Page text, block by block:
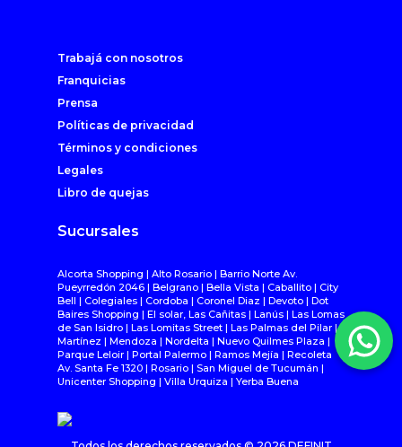
Trabajá con nosotros
Franquicias
Prensa
Políticas de privacidad
Términos y condiciones
Legales
Libro de quejas
Sucursales
Alcorta Shopping | Alto Rosario | Barrio Norte Av.
Pueyrredón 2046 | Belgrano | Bella Vista | Caballito | City
Bell | Colegiales | Cordoba | Coronel Diaz | Devoto | Dot
Baires Shopping | El solar, Las Cañitas | Lanús | Las Lomas
de San Isidro | Las Lomitas Street | Las Palmas del Pilar |
Martínez | Mendoza | Nordelta | Nuevo Quilmes Plaza |
Parque Leloir | Portal Palermo | Ramos Mejía | Recoleta
Av. Santa Fe 1320 | Rosario | San Miguel de Tucumán |
Unicenter Shopping | Villa Urquiza | Yerba Buena